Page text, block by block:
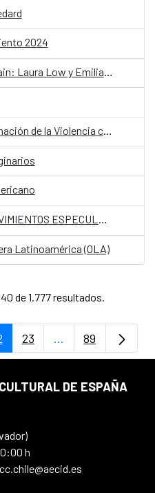
2024
Showcase Sounds from Spain: Laura Low y Emilia y Pablo en Chile
Día Internacional de la Eliminación de la Violencia contra la Mujer
ABSTRAER/EXTRAER. MOVIMIENTOS ESPECULARES DE LA IA
Latinoamérica (OLA)
de 1.777 resultados.
Use TAB para
Página
23 ...PáginasPágina
89
DE ESPAÑA
h